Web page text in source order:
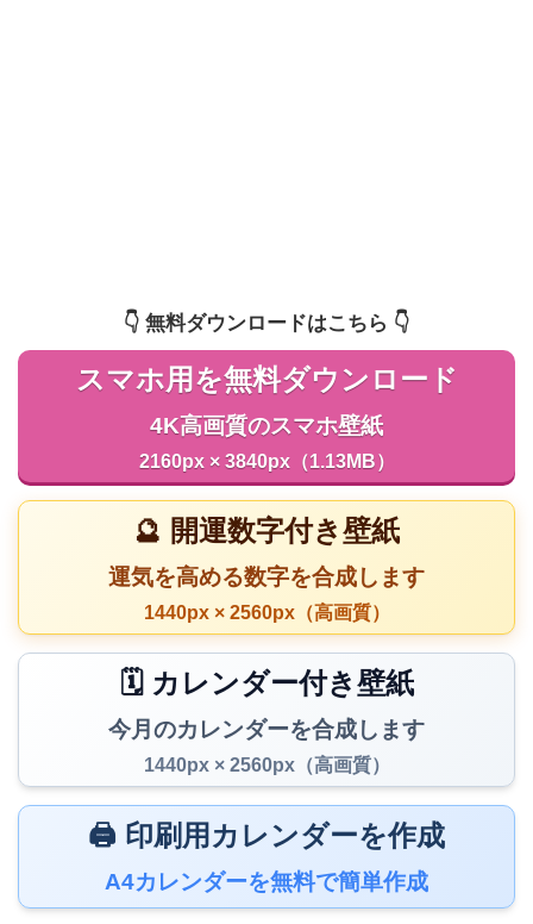
👇️ 無料ダウンロードはこちら 👇️
スマホ用を無料ダウンロード
4K高画質のスマホ壁紙
2160px × 3840px（1.13MB）
🔮 開運数字付き壁紙
運気を高める数字を合成します
1440px × 2560px（高画質）
🗓️ カレンダー付き壁紙
今月のカレンダーを合成します
1440px × 2560px（高画質）
🖨️ 印刷用カレンダーを作成
A4カレンダーを無料で簡単作成